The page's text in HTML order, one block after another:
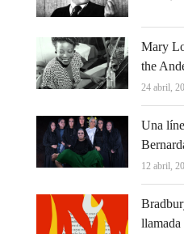
Mary
the
24 abril,
Una
12 abril,
llamada